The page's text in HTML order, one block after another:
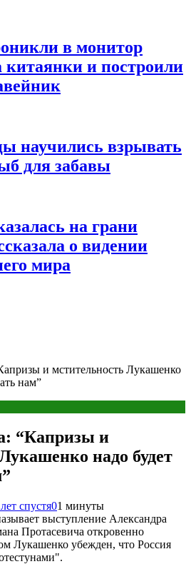
в монитор
и построили
научились взрывать
для забавы
на грани
о видении
мира
и мстительность Лукашенко
нам”
“Капризы и
надо будет
спустя01 минуты
выступление Александра
Протасевича откровенно
Лукашенко убежден, что Россия